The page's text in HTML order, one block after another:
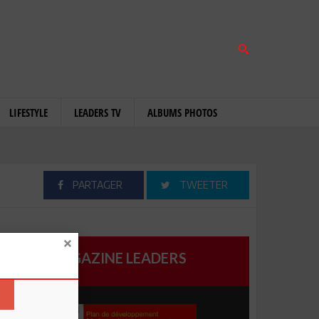
LIFESTYLE LEADERS TV ALBUMS PHOTOS
PARTAGER TWEETER
MAGAZINE LEADERS